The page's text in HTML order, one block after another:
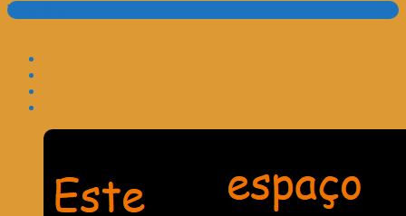
Translate: